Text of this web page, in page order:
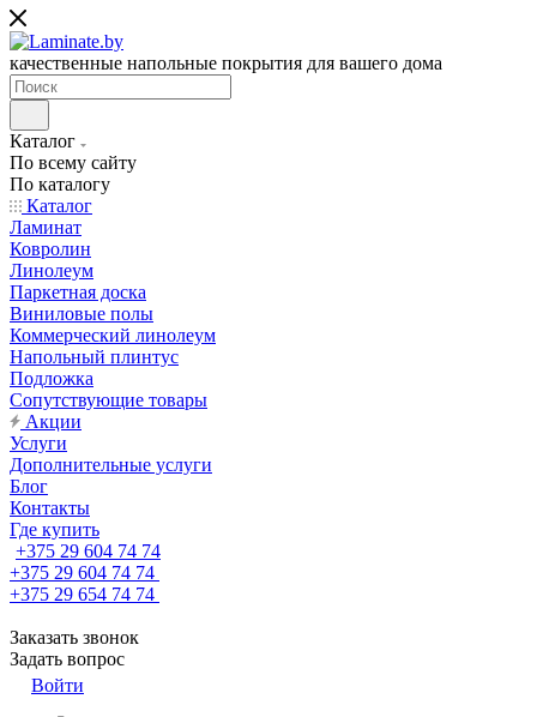
качественные напольные покрытия для вашего дома
Каталог
По всему сайту
По каталогу
Каталог
Ламинат
Ковролин
Линолеум
Паркетная доска
Виниловые полы
Коммерческий линолеум
Напольный плинтус
Подложка
Сопутствующие товары
Акции
Услуги
Дополнительные услуги
Блог
Контакты
Где купить
+375 29 604 74 74
+375 29 604 74 74
+375 29 654 74 74
Заказать звонок
Задать вопрос
Войти